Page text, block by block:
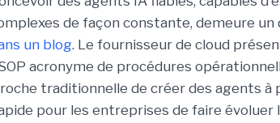
de façon constante, demeure
un blog. Le fournisseur de cloud
acronyme de procédures
traditionnelle de créer des agents à
pour les entreprises de faire évoluer